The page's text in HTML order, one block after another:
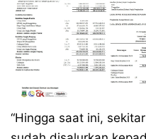
“Hingga saat ini,